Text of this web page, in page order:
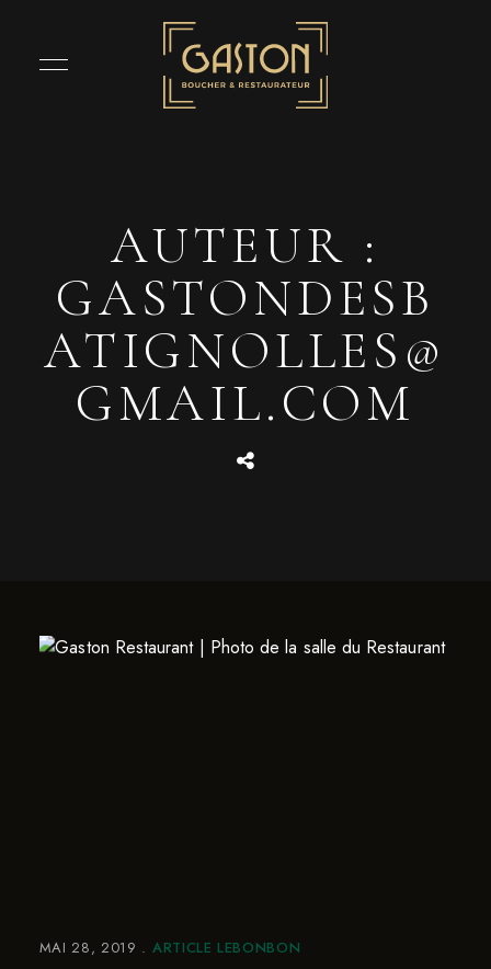
AUTEUR :
GASTONDESB
ATIGNOLLES@
GMAIL.COM
MAI 28, 2019 ARTICLE LEBONBON